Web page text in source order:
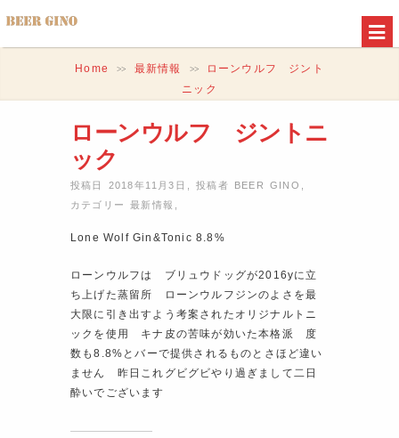
Home >> 最新情報 >>
ローンウルフ ジント
ニック
ローンウルフ ジントニ
ック
投稿日 2018年11月3日 ,投稿者 BEER GINO
カテゴリー最新情報
Lone Wolf Gin&Tonic 8.8%
ローンウルフは ブリュウドッグが2016yに立
ち上げた蒸留所 ローンウルフジンのよさを最
大限に引き出すよう考案されたオリジナルトニ
ックを使用 キナ皮の苦味が効いた本格派 度
数も8.8%とバーで提供されるものとさほど違い
ません 昨日これグビグビやり過ぎまして二日
酔いでございます